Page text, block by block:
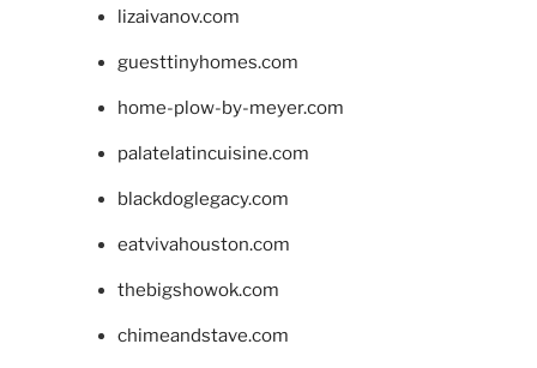
lizaivanov.com
guesttinyhomes.com
home-plow-by-meyer.com
palatelatincuisine.com
blackdoglegacy.com
eatvivahouston.com
thebigshowok.com
chimeandstave.com